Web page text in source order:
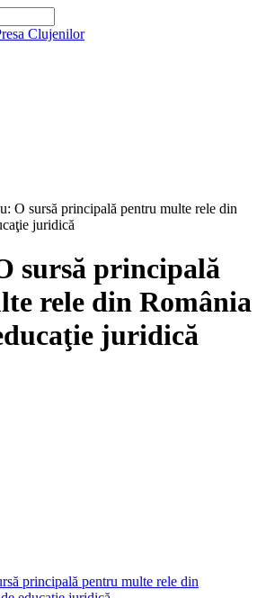
O sursă principală pentru multe rele din
juridică
sursă principală
rele din România
juridică